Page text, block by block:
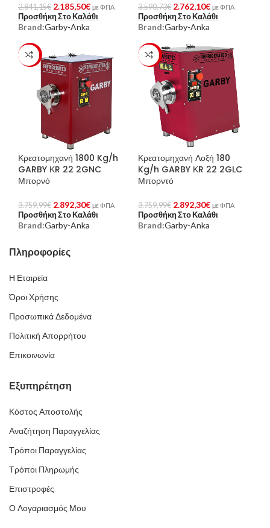
2.841,15€ 2.185,50€ με ΦΠΑ
Προσθήκη Στο Καλάθι
Brand:Garby-Anka
3.590,73€ 2.762,10€ με ΦΠΑ
Προσθήκη Στο Καλάθι
Brand:Garby-Anka
-23%
Κρεατομηχανή 1800 Kg/h
GARBY ΚR 22 2GNC
Μπορνό
3.759,99€ 2.892,30€ με ΦΠΑ
Προσθήκη Στο Καλάθι
Brand:Garby-Anka
-23%
Κρεατομηχανή Λοξή 180
Kg/h GARBY ΚR 22 2GLC
Μπορντό
3.759,99€ 2.892,30€ με ΦΠΑ
Προσθήκη Στο Καλάθι
Brand:Garby-Anka
Πληροφορίες
Η Εταιρεία
Όροι Χρήσης
Προσωπικά Δεδομένα
Πολιτική Απορρήτου
Επικοινωνία
Εξυπηρέτηση
Κόστος Αποστολής
Αναζήτηση Παραγγελίας
Τρόποι Παραγγελίας
Τρόποι Πληρωμής
Επιστροφές
Ο Λογαριασμός Μου